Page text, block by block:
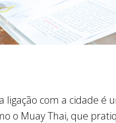
com a cidade é
o Muay Thai, que